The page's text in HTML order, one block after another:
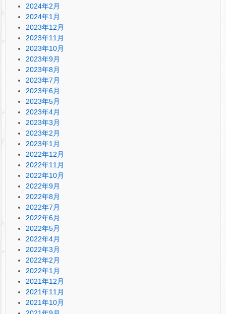
2024年2月
2024年1月
2023年12月
2023年11月
2023年10月
2023年9月
2023年8月
2023年7月
2023年6月
2023年5月
2023年4月
2023年3月
2023年2月
2023年1月
2022年12月
2022年11月
2022年10月
2022年9月
2022年8月
2022年7月
2022年6月
2022年5月
2022年4月
2022年3月
2022年2月
2022年1月
2021年12月
2021年11月
2021年10月